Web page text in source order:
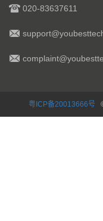
020-83637611
粤ICP备20013666号